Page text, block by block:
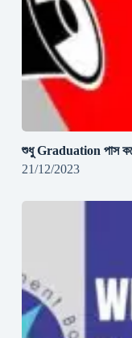
শুধু Graduation পাস করে
21/12/2023